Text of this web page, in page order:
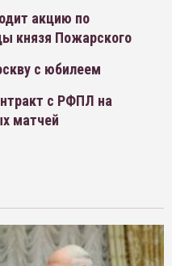
акцию по
князя Пожарского
с юбилеем
с РФПЛ на
матчей